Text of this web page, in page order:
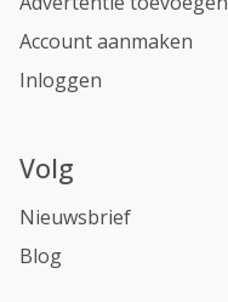
Account aanmaken
Inloggen
Volg
Nieuwsbrief
Blog